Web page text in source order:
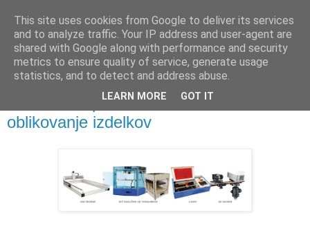
Delavnica uporabe 3D tiska za
oblikovanje izdelkov
This site uses cookies from Google to deliver its services
and to analyze traffic. Your IP address and user-agent are
shared with Google along with performance and security
metrics to ensure quality of service, generate usage
statistics, and to detect and address abuse.
LEARN MORE GOT IT